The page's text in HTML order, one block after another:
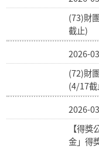
(73)財
截止)
2026-
(72)財
(4/17截
2026-
【得
金」得